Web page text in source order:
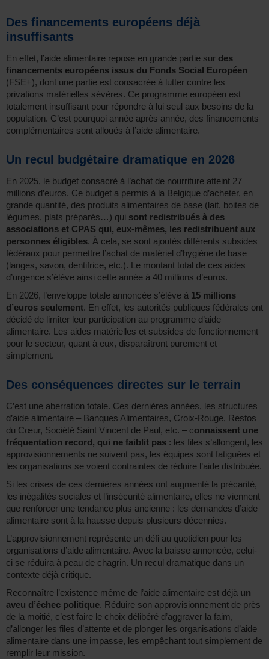
Des financements européens déjà
insuffisants
En effet, l’aide alimentaire repose en grande partie sur des
financements européens issus du Fonds Social Européen
(FSE+), dont une partie est consacrée à lutter contre les
privations matérielles sévères. Ce programme européen est
totalement insuffisant pour répondre à lui seul aux besoins de la
population. C’est pourquoi année après année, des financements
complémentaires sont alloués à l’aide alimentaire.
Un recul budgétaire dramatique en 2026
En 2025, le budget consacré à l’achat de nourriture atteint 27
millions d’euros. Ce budget a permis à la Belgique d’acheter, en
grande quantité, des produits alimentaires de base (lait, boites de
légumes, plats préparés…) qui sont redistribués à des
associations et CPAS qui, eux-mêmes, les redistribuent aux
personnes éligibles. À cela, se sont ajoutés différents subsides
fédéraux pour permettre l’achat de matériel d’hygiène de base
(langes, savon, dentifrice, etc.). Le montant total de ces aides
d’urgence s’élève ainsi cette année à 40 millions d’euros.
En 2026, l’enveloppe totale annoncée s’élève à 15 millions
d’euros seulement. En effet, les autorités publiques fédérales ont
décidé de limiter leur participation au programme d’aide
alimentaire. Les aides matérielles et subsides de fonctionnement
pour le secteur, quant à eux, disparaîtront purement et
simplement.
Des conséquences directes sur le terrain
C’est une aberration totale. Ces dernières années, les structures
d’aide alimentaire – Banques Alimentaires, Croix-Rouge, Restos
du Cœur, Société Saint Vincent de Paul, etc. – connaissent une
fréquentation record, qui ne faiblit pas : les files s’allongent, les
approvisionnements ne suivent pas, les équipes sont fatiguées et
les organisations se voient contraintes de réduire l’aide distribuée.
Si les crises de ces dernières années ont augmenté la précarité,
les inégalités sociales et l’insécurité alimentaire, elles ne viennent
que renforcer une tendance plus ancienne : les demandes d’aide
alimentaire sont à la hausse depuis plusieurs décennies.
L’approvisionnement représente un défi au quotidien pour les
organisations d’aide alimentaire. Avec la baisse annoncée, celui-
ci se réduira à peau de chagrin. Un recul dramatique dans un
contexte déjà critique.
Reconnaître l’existence même de l’aide alimentaire est déjà un
aveu d’échec politique. Réduire son approvisionnement de près
de la moitié, c’est faire le choix délibéré d’aggraver la faim,
d’allonger les files d’attente et de plonger les organisations d’aide
alimentaire dans une impasse, les empêchant tout simplement de
remplir leur mission.